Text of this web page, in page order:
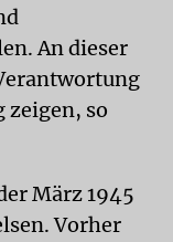
An dieser
zeigen, so
März 1945
Vorher